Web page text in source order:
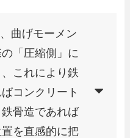
曲げモーメン
「圧縮側」に
これにより鉄
コンクリート
骨造であれば
を直感的に把